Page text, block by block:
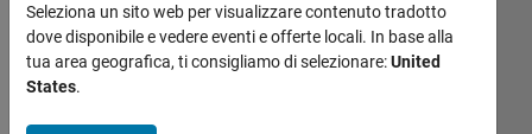
Kenneth
Davis
Seleziona un sito web per visualizzare contenuto tradotto
dove disponibile e vedere eventi e offerte locali. In base alla
tua area geografica, ti consigliamo di selezionare:United
States.